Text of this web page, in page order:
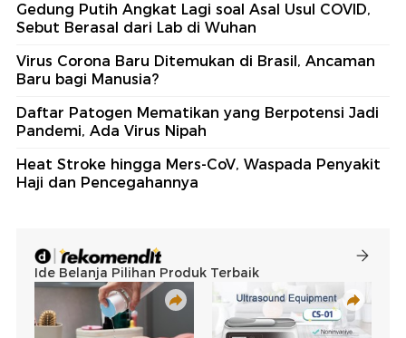
Gedung Putih Angkat Lagi soal Asal Usul COVID,
Sebut Berasal dari Lab di Wuhan
Virus Corona Baru Ditemukan di Brasil, Ancaman
Baru bagi Manusia?
Daftar Patogen Mematikan yang Berpotensi Jadi
Pandemi, Ada Virus Nipah
Heat Stroke hingga Mers-CoV, Waspada Penyakit
Haji dan Pencegahannya